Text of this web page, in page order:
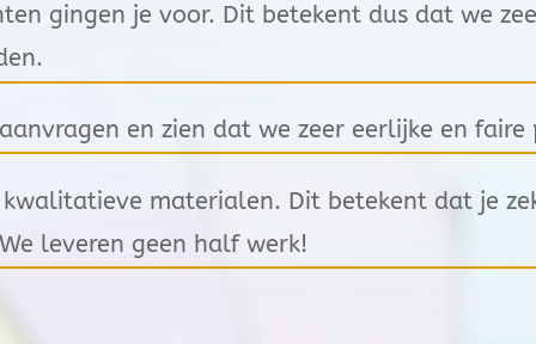
gingen je voor. Dit betekent dus dat we
en zien dat we zeer eerlijke en faire
kwalitatieve materialen. Dit betekent dat je
We leveren geen half werk!